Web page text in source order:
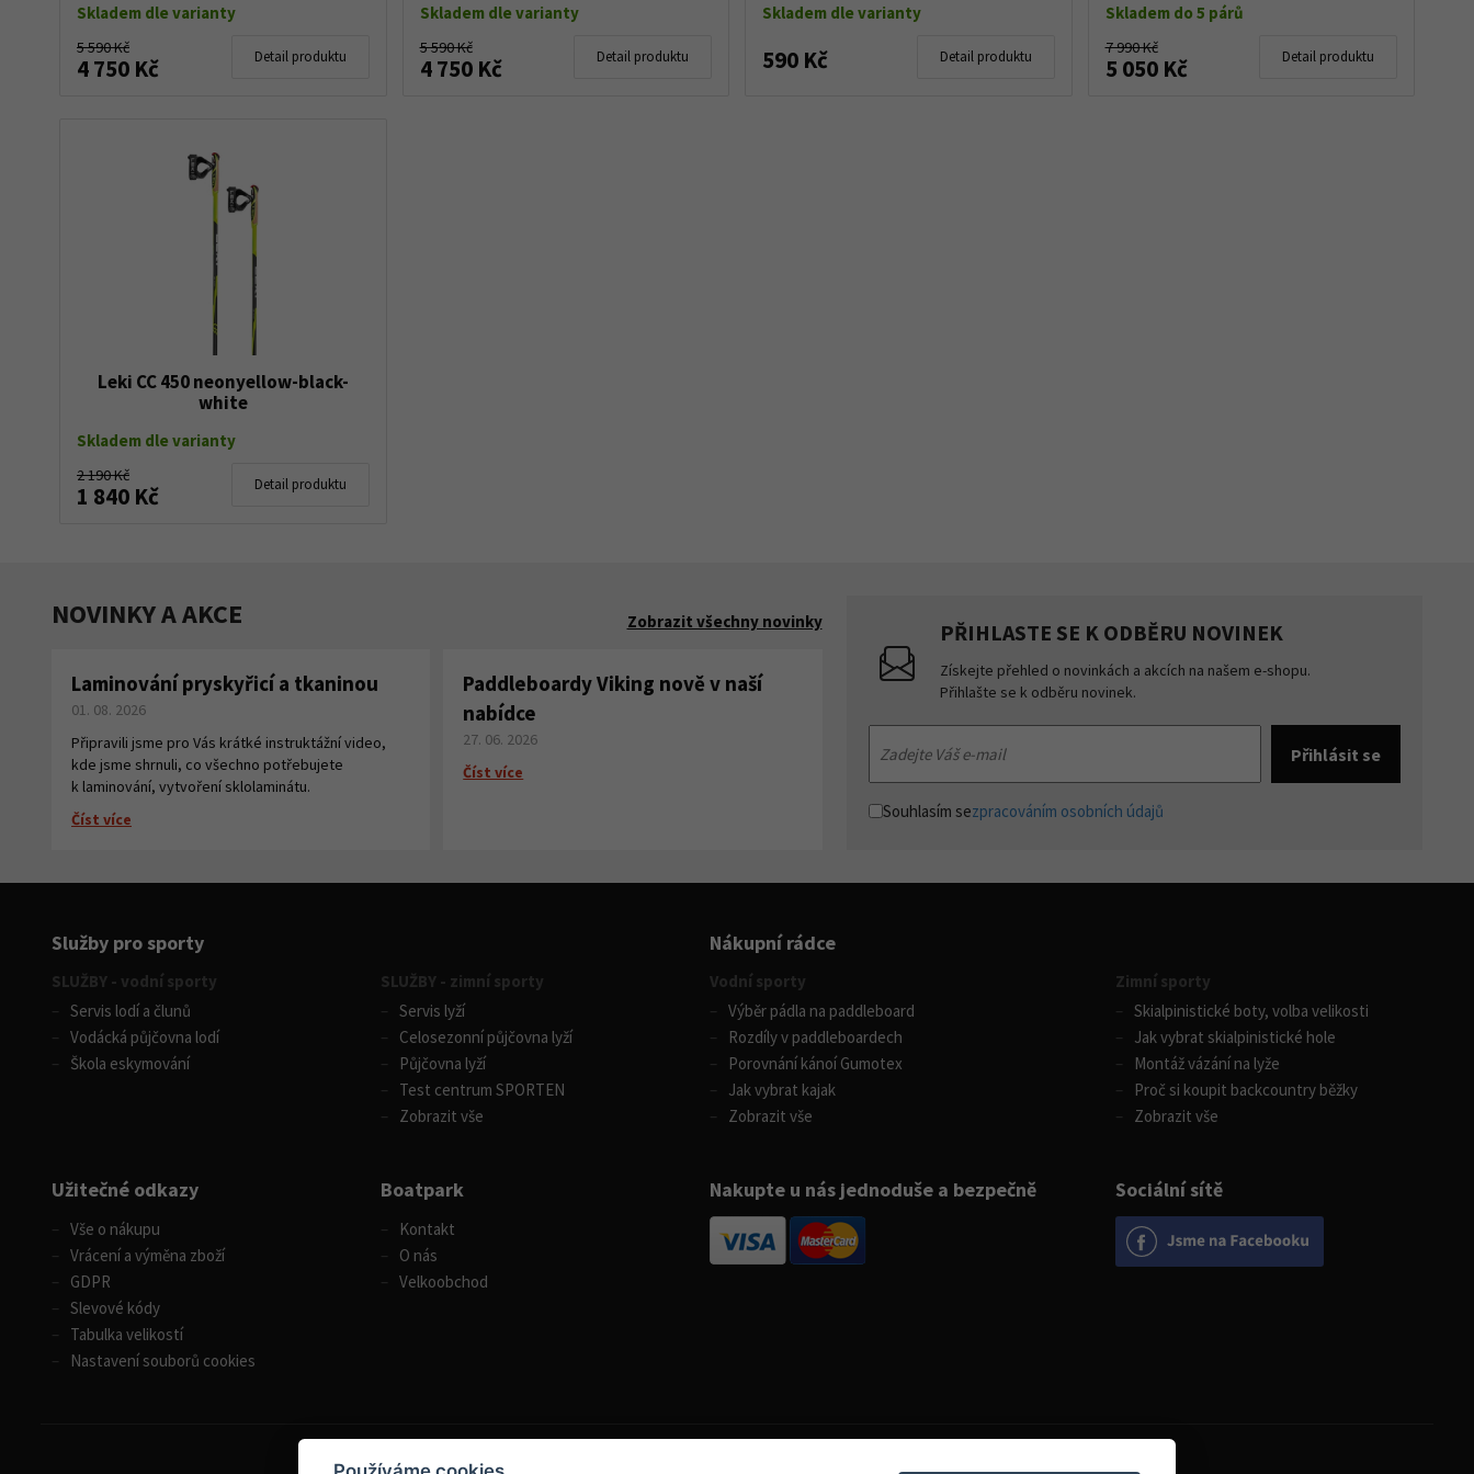
Skladem dle varianty
5 590 Kč
4 750 Kč Detail produktu
Skladem dle varianty
5 590 Kč
4 750 Kč Detail produktu
Skladem dle varianty
590 Kč Detail produktu
Skladem do 5 párů
7 990 Kč
5 050 Kč Detail produktu
Leki CC 450 neonyellow-black-
white
Skladem dle varianty
2 190 Kč
1 840 Kč Detail produktu
NOVINKY A AKCE Zobrazit všechny novinky
Laminování pryskyřicí a tkaninou
01. 08. 2026
Připravili jsme pro Vás krátké instruktážní video,
kde jsme shrnuli, co všechno potřebujete
k laminování, vytvoření sklolaminátu.
Číst více
Paddleboardy Viking nově v naší
nabídce
27. 06. 2026
Číst více
PŘIHLASTE SE K ODBĚRU NOVINEK
Získejte přehled o novinkách a akcích na našem e-shopu.
Přihlašte se k odběru novinek.
Souhlasím sezpracováním osobních údajů
Sociální sítě
Služby pro sporty
SLUŽBY - vodní sporty
Servis lodí a člunů
Vodácká půjčovna lodí
Škola eskymování
SLUŽBY - zimní sporty
Servis lyží
Celosezonní půjčovna lyží
Půjčovna lyží
Test centrum SPORTEN
Zobrazit vše
Nákupní rádce
Vodní sporty
Výběr pádla na paddleboard
Rozdíly v paddleboardech
Porovnání kánoí Gumotex
Jak vybrat kajak
Zobrazit vše
Zimní sporty
Skialpinistické boty, volba velikosti
Jak vybrat skialpinistické hole
Montáž vázání na lyže
Proč si koupit backcountry běžky
Zobrazit vše
Užitečné odkazy
Vše o nákupu
Vrácení a výměna zboží
GDPR
Slevové kódy
Tabulka velikostí
Nastavení souborů cookies
Boatpark
Kontakt
O nás
Velkoobchod
Nakupte u nás jednoduše a bezpečně